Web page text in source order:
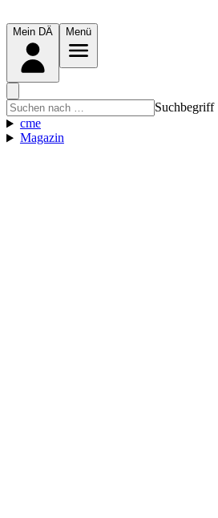
Mein DÄ Menü
Suchbegriff
cme
Magazin